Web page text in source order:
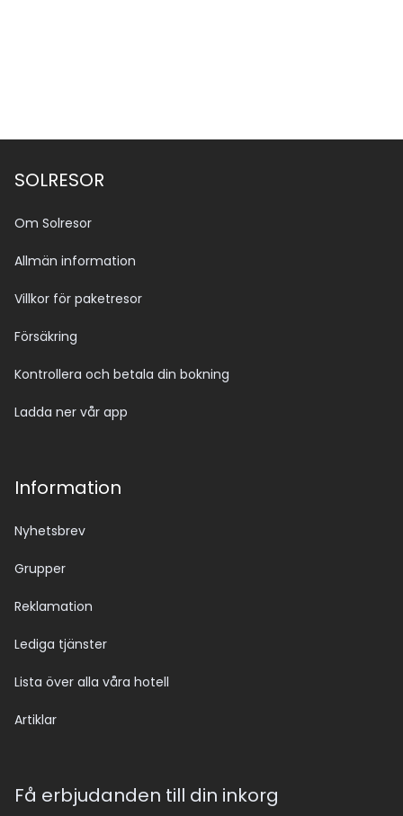
SOLRESOR
Om Solresor
Allmän information
Villkor för paketresor
Försäkring
Kontrollera och betala din bokning
Ladda ner vår app
Information
Nyhetsbrev
Grupper
Reklamation
Lediga tjänster
Lista över alla våra hotell
Artiklar
Få erbjudanden till din inkorg